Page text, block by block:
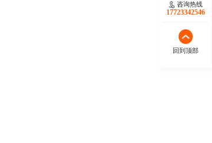
咨询热线
17723342546
回到顶部